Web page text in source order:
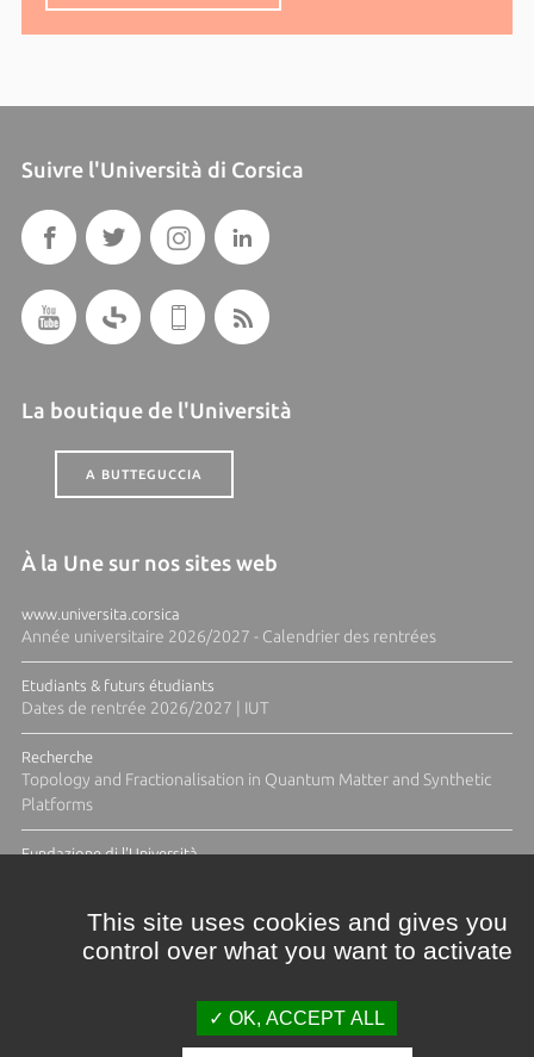
Suivre l'Università di Corsica
La boutique de l'Università
A BUTTEGUCCIA
À la Une sur nos sites web
www.universita.corsica
Année universitaire 2026/2027 - Calendrier des rentrées
Etudiants & futurs étudiants
Dates de rentrée 2026/2027 | IUT
Recherche
Topology and Fractionalisation in Quantum Matter and Synthetic
Platforms
Fundazione di l'Università
This site uses cookies and gives you
control over what you want to activate
OK, ACCEPT ALL